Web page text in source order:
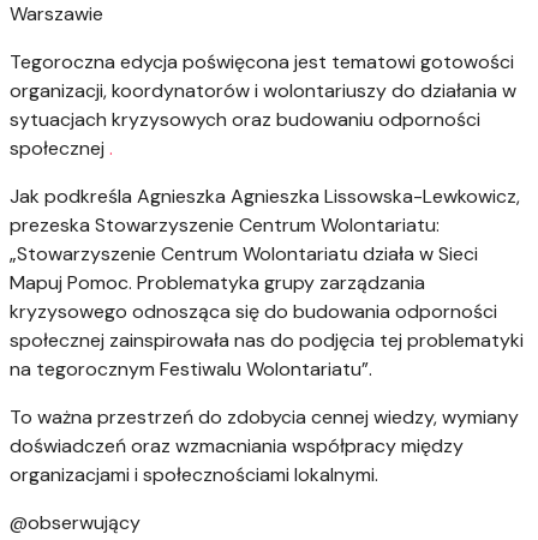
Warszawie
Tegoroczna edycja poświęcona jest tematowi gotowości
organizacji, koordynatorów i wolontariuszy do działania w
sytuacjach kryzysowych oraz budowaniu odporności
społecznej .
Jak podkreśla Agnieszka Agnieszka Lissowska-Lewkowicz,
prezeska Stowarzyszenie Centrum Wolontariatu:
„Stowarzyszenie Centrum Wolontariatu działa w Sieci
Mapuj Pomoc. Problematyka grupy zarządzania
kryzysowego odnosząca się do budowania odporności
społecznej zainspirowała nas do podjęcia tej problematyki
na tegorocznym Festiwalu Wolontariatu”.
To ważna przestrzeń do zdobycia cennej wiedzy, wymiany
doświadczeń oraz wzmacniania współpracy między
organizacjami i społecznościami lokalnymi.
@obserwujący